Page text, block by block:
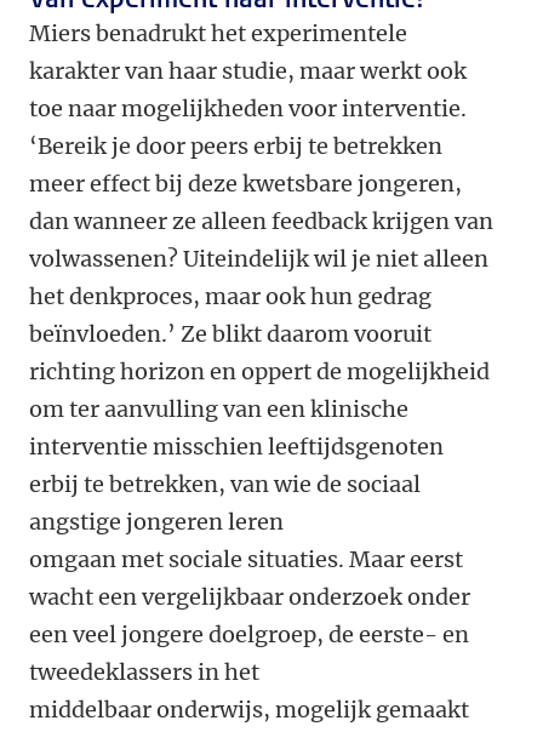
Miers benadrukt het experimentele
karakter van haar studie, maar werkt ook
toe naar mogelijkheden voor interventie.
‘Bereik je door peers erbij te betrekken
meer effect bij deze kwetsbare jongeren,
dan wanneer ze alleen feedback krijgen van
volwassenen? Uiteindelijk wil je niet alleen
het denkproces, maar ook hun gedrag
beïnvloeden.’ Ze blikt daarom vooruit
richting horizon en oppert de mogelijkheid
om ter aanvulling van een klinische
interventie misschien leeftijdsgenoten
erbij te betrekken, van wie de sociaal
angstige jongeren leren
omgaan met sociale situaties. Maar eerst
wacht een vergelijkbaar onderzoek onder
een veel jongere doelgroep, de eerste- en
tweedeklassers in het
middelbaar onderwijs, mogelijk gemaakt